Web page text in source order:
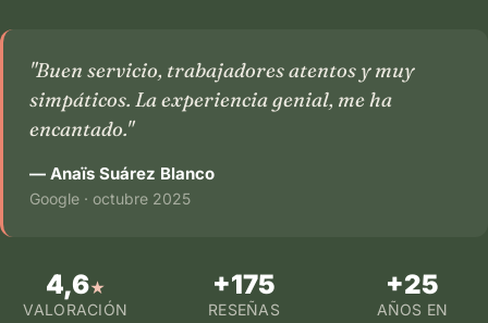
"Buen servicio, trabajadores atentos y muy
simpáticos. La experiencia genial, me ha
encantado."
— Anaïs Suárez Blanco
Google · octubre 2025
4,6★
VALORACIÓN
+175
RESEÑAS
+25
AÑOS EN